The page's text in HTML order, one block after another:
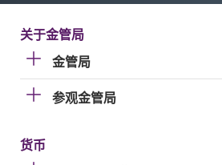
关于金管局
金管局
参观金管局
货币